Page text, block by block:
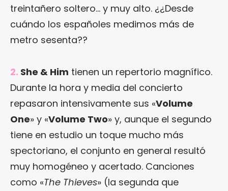
treintañero soltero… y muy alto. ¿¿Desde
cuándo los españoles medimos más de
metro sesenta??
2. She & Him tienen un repertorio magnífico.
Durante la hora y media del concierto
repasaron intensivamente sus «Volume
One» y «Volume Two» y, aunque el segundo
tiene en estudio un toque mucho más
spectoriano, el conjunto en general resultó
muy homogéneo y acertado. Canciones
como «The Thieves» (la segunda que